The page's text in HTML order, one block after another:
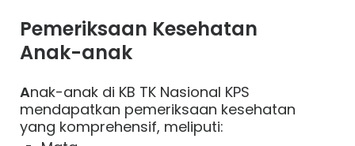
Pemeriksaan Kesehatan
Anak-anak
Anak-anak di KB TK Nasional KPS
mendapatkan pemeriksaan kesehatan
yang komprehensif, meliputi: